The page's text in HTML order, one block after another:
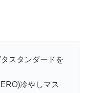
スタンダードを
冷やしマス